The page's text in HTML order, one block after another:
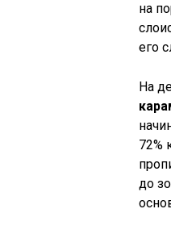
на
его
На
72%
до